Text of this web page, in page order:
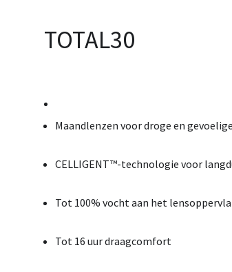
TOTAL30
Maandlenzen voor droge en
CELLIGENT™-technologie voor
Tot 100% vocht aan het
Tot 16 uur draagcomfort